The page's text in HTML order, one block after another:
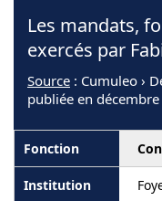
Les mandats,
exercés par
Source : Cumuleo ›
publiée en